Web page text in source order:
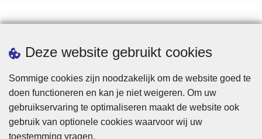
Deze website gebruikt cookies
Sommige cookies zijn noodzakelijk om de website goed te
doen functioneren en kan je niet weigeren. Om uw
gebruikservaring te optimaliseren maakt de website ook
gebruik van optionele cookies waarvoor wij uw
toestemming vragen.